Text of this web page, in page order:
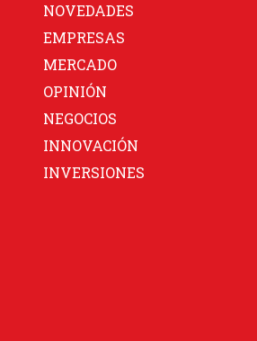
NOVEDADES
EMPRESAS
MERCADO
OPINIÓN
NEGOCIOS
INNOVACIÓN
INVERSIONES